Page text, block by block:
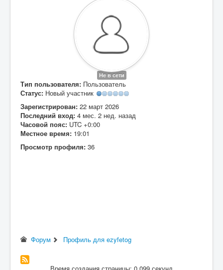
Не в сети
Тип пользователя: Пользователь
Статус: Новый участник
Зарегистрирован: 22 март 2026
Последний вход: 4 мес. 2 нед. назад
Часовой пояс: UTC +0:00
Местное время: 19:01
Просмотр профиля: 36
Форум Профиль для ezyfetog